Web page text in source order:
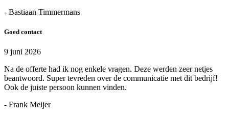
- Bastiaan Timmermans
Goed contact
9 juni 2026
Na de offerte had ik nog enkele vragen. Deze werden zeer netjes
beantwoord. Super tevreden over de communicatie met dit bedrijf!
Ook de juiste persoon kunnen vinden.
- Frank Meijer